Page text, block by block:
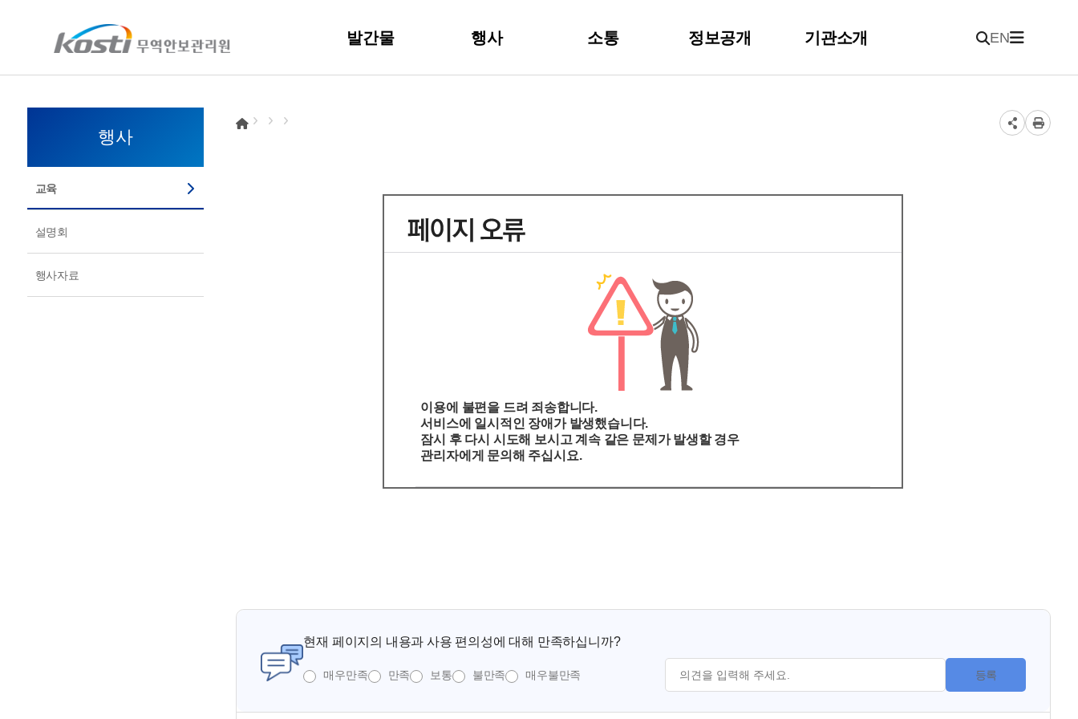
KOSTI 메인 페이지로 이동
발간물 행사 소통 정보공개 기관소개 EN
이용에 불편을 드려 죄송합니다.
서비스에 일시적인 장애가 발생했습니다.
잠시 후 다시 시도해 보시고 계속 같은 문제가 발생할 경우
관리자에게 문의해 주십시요.
행사
교육
설명회
행사자료
현재 페이지의 내용과 사용 편의성에 대해 만족하십니까?
매우만족 만족 보통 불만족 매우불만족 등록